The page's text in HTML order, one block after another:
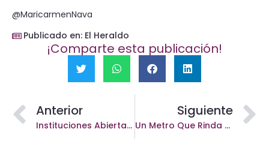
@MaricarmenNava
Publicado en: El Heraldo
¡Comparte esta publicación!
Anterior
Instituciones Abiertas: El Pilar De Una Paz Positiva
Siguiente
Un Metro Que Rinda Cuentas